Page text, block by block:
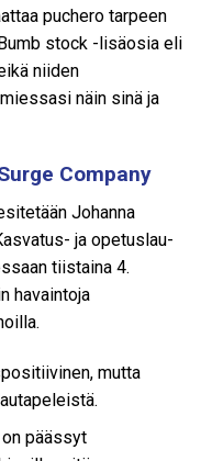
puchero tarpeen
stock -lisäosia eli
niiden
näin sinä ja
Company
Jo­han­na
ja ope­tus­lau­
tiis­tai­na 4.
havaintoja
mutta
on päässyt